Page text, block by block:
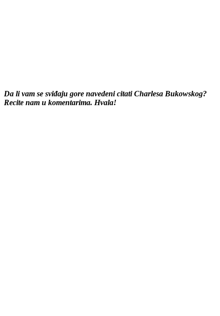
Da li vam se sviđaju gore navedeni citati Charlesa Bukowskog?
Recite nam u komentarima. Hvala!